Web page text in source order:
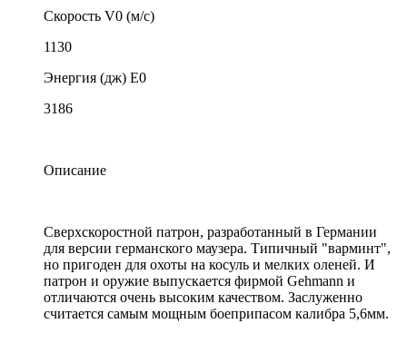
Скорость V0 (м/с)
1130
Энергия (дж) E0
3186
Описание
Сверхскоростной патрон, разработанный в Германии
для версии германского маузера. Типичный "варминт",
но пригоден для охоты на косуль и мелких оленей. И
патрон и оружие выпускается фирмой Gehmann и
отличаются очень высоким качеством. Заслуженно
считается самым мощным боеприпасом калибра 5,6мм.